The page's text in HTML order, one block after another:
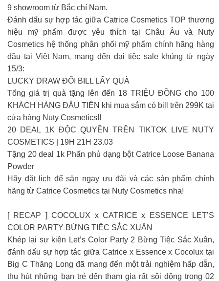
9 showroom từ Bắc chí Nam.
Đánh dấu sự hợp tác giữa Catrice Cosmetics TOP thương
hiệu mỹ phẩm được yêu thích tại Châu Âu và Nuty
Cosmetics hệ thống phân phối mỹ phẩm chính hãng hàng
đầu tại Việt Nam, mang đến đại tiệc sale khủng từ ngày
15/3:
LUCKY DRAW ĐỔI BILL LẤY QUÀ
Tổng giá trị quà tặng lên đến 18 TRIỆU ĐỒNG cho 100
KHÁCH HÀNG ĐẦU TIÊN khi mua sắm có bill trên 299K tại
cửa hàng Nuty Cosmetics!!
20 DEAL 1K ĐỘC QUYỀN TRÊN TIKTOK LIVE NUTY
COSMETICS | 19H 21H 23.03
Tặng 20 deal 1k Phấn phủ dạng bột Catrice Loose Banana
Powder
Hãy đặt lịch để săn ngay ưu đãi và các sản phẩm chính
hãng từ Catrice Cosmetics tại Nuty Cosmetics nha!
[ RECAP ] COCOLUX x CATRICE x ESSENCE LET’S
COLOR PARTY BỪNG TIỆC SẮC XUÂN
Khép lại sự kiện Let’s Color Party 2 Bừng Tiệc Sắc Xuân,
đánh dấu sự hợp tác giữa Catrice x Essence x Cocolux tại
Big C Thăng Long đã mang đến một trải nghiệm hấp dẫn,
thu hút những bạn trẻ đến tham gia rất sôi động trong 02